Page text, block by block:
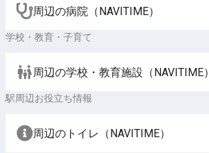
周辺の病院（NAVITIME）
学校・教育・子育て
周辺の学校・教育施設（NAVITIME）
駅周辺お役立ち情報
周辺のトイレ（NAVITIME）